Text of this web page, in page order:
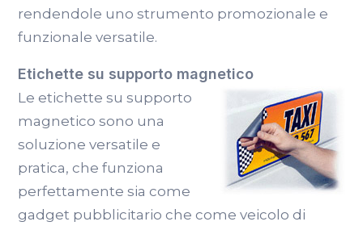
rendendole uno strumento promozionale e
funzionale versatile.
Etichette su supporto magnetico
Le etichette su supporto
magnetico sono una
soluzione versatile e
pratica, che funziona
perfettamente sia come
gadget pubblicitario che come veicolo di